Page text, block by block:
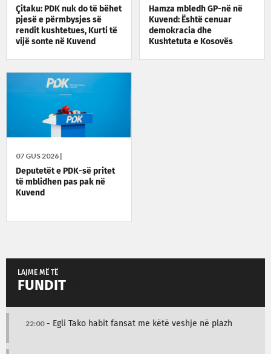
Çitaku: PDK nuk do të bëhet
pjesë e përmbysjes së
rendit kushtetues, Kurti të
vijë sonte në Kuvend
Hamza mbledh GP-në në
Kuvend: Është cenuar
demokracia dhe
Kushtetuta e Kosovës
07 GUS 2026 |
Deputetët e PDK-së pritet
të mblidhen pas pak në
Kuvend
LAJME MË TË
FUNDIT
22:00- Egli Tako habit fansat me këtë veshje në plazh